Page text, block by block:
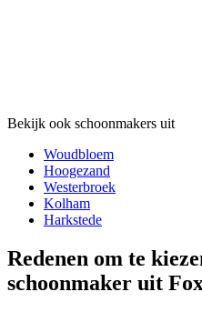
Bekijk ook schoonmakers uit
Woudbloem
Hoogezand
Westerbroek
Kolham
Harkstede
Redenen om te
schoonmaker uit